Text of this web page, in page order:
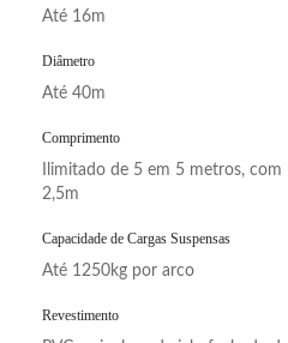
Até 16m
Diâmetro
Até 40m
Comprimento
Ilimitado de 5 em 5 metros,
2,5m
Capacidade de Cargas Suspensas
Até 1250kg por arco
Revestimento